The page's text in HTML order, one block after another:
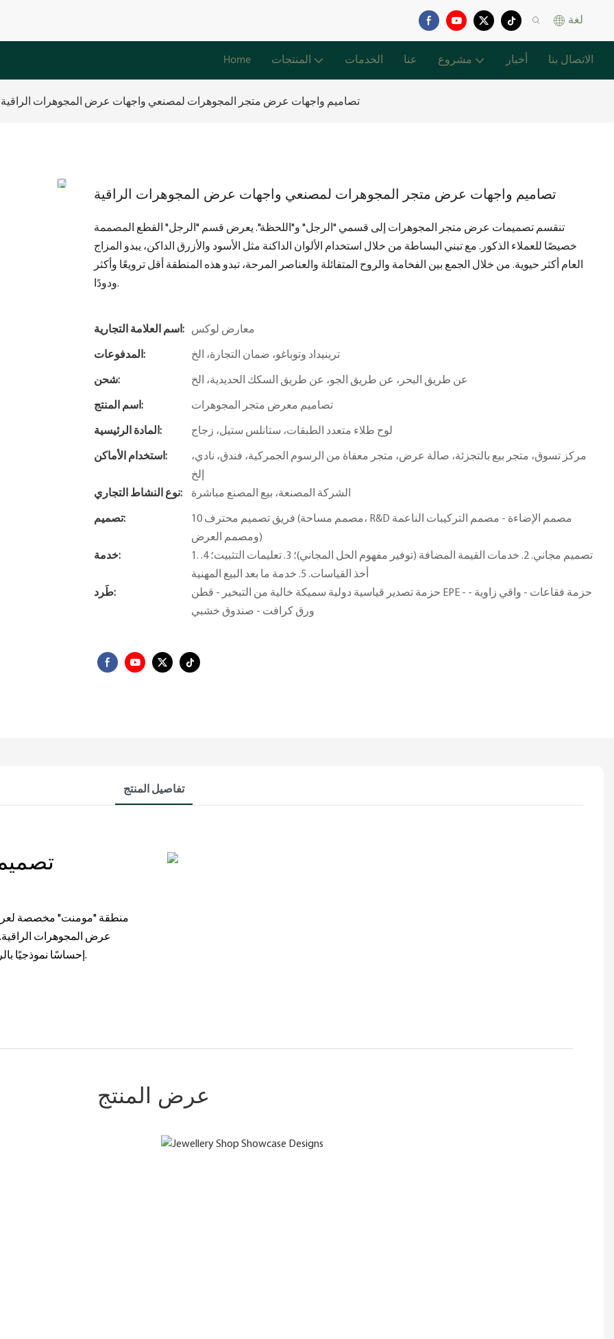
لغة
Home المنتجات الخدمات عنا مشروع أخبار الاتصال بنا
تصاميم واجهات عرض متجر المجوهرات لمصنعي واجهات عرض المجوهرات الراقية
تصاميم واجهات عرض متجر المجوهرات لمصنعي واجهات عرض المجوهرات الراقية
تنقسم تصميمات عرض متجر المجوهرات إلى قسمي "الرجل" و"اللحظة". يعرض قسم "الرجل" القطع المصممة
خصيصًا للعملاء الذكور. مع تبني البساطة من خلال استخدام الألوان الداكنة مثل الأسود والأزرق الداكن، يبدو المزاج
العام أكثر حيوية. من خلال الجمع بين الفخامة والروح المتفائلة والعناصر المرحة، تبدو هذه المنطقة أقل ترويعًا وأكثر
ودودًا.
اسم العلامة التجارية: معارض لوكس
المدفوعات: ترينيداد وتوباغو، ضمان التجارة، الخ
شحن: عن طريق البحر، عن طريق الجو، عن طريق السكك الحديدية، الخ
اسم المنتج: تصاميم معرض متجر المجوهرات
المادة الرئيسية: لوح طلاء متعدد الطبقات، ستانلس ستيل، زجاج
استخدام الأماكن:
مركز تسوق، متجر بيع بالتجزئة، صالة عرض، متجر معفاة من الرسوم الجمركية، فندق، نادي،
إلخ
نوع النشاط التجاري:
الشركة المصنعة، بيع المصنع مباشرة
تصميم:
10 فريق تصميم محترف (مصمم مساحة، R&D مصمم الإضاءة - مصمم التركيبات الناعمة
ومصمم العرض)
خدمة:
1. تصميم مجاني. 2. خدمات القيمة المضافة (توفير مفهوم الحل المجاني)؛ 3. تعليمات التثبيت؛ 4.
أخذ القياسات. 5. خدمة ما بعد البيع المهنية
طَرد:
حزمة تصدير قياسية دولية سميكة خالية من التبخير - قطن EPE - حزمة فقاعات - واقي زاوية -
ورق كرافت - صندوق خشبي
تفاصيل المنتج
منطقة "مومنت" مخصصة
عرض المجوهرات الراقية.
إحساسًا نموذجيًا بالرقي أكثر ودية ودفئًا، ويهدف إلى عكس الشعور بالبهجة والأناقة.
عرض المنتج